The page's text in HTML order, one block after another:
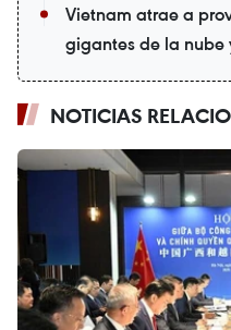
Vietnam atrae a
gigantes de la nube
NOTICIAS